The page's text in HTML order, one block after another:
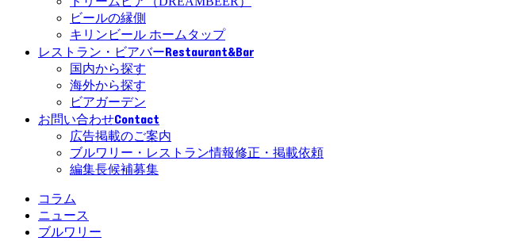
ビールの縁側
キリンビール ホームタップ
レストラン・ビアバーRestaurant&Bar
国内から探す
海外から探す
ビアガーデン
お問い合わせContact
広告掲載のご案内
ブルワリー・レストラン情報修正・掲載依頼
編集長候補募集
コラム
ニュース
ブルワリー